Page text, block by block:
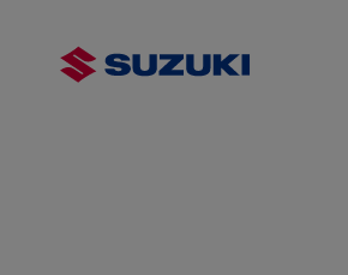
principal